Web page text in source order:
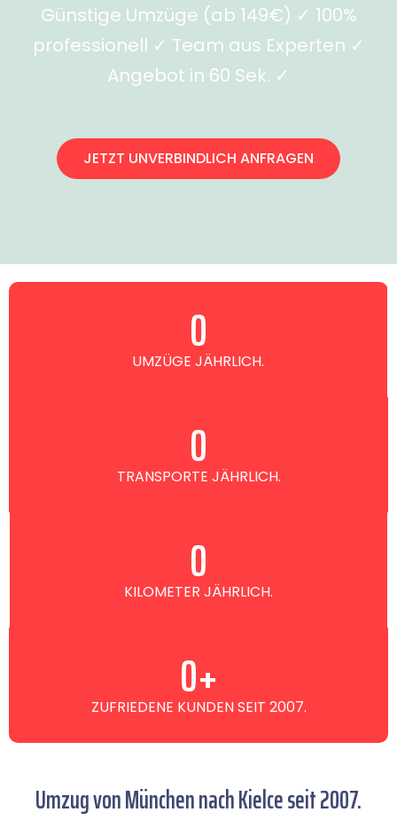
Günstige Umzüge (ab 149€) ✓ 100%
professionell ✓ Team aus Experten ✓
Angebot in 60 Sek. ✓
JETZT UNVERBINDLICH ANFRAGEN
UMZÜGE JÄHRLICH.
0
TRANSPORTE JÄHRLICH.
0
KILOMETER JÄHRLICH.
0
ZUFRIEDENE KUNDEN SEIT 2007.
0+
Umzug von München nach Kielce seit 2007.